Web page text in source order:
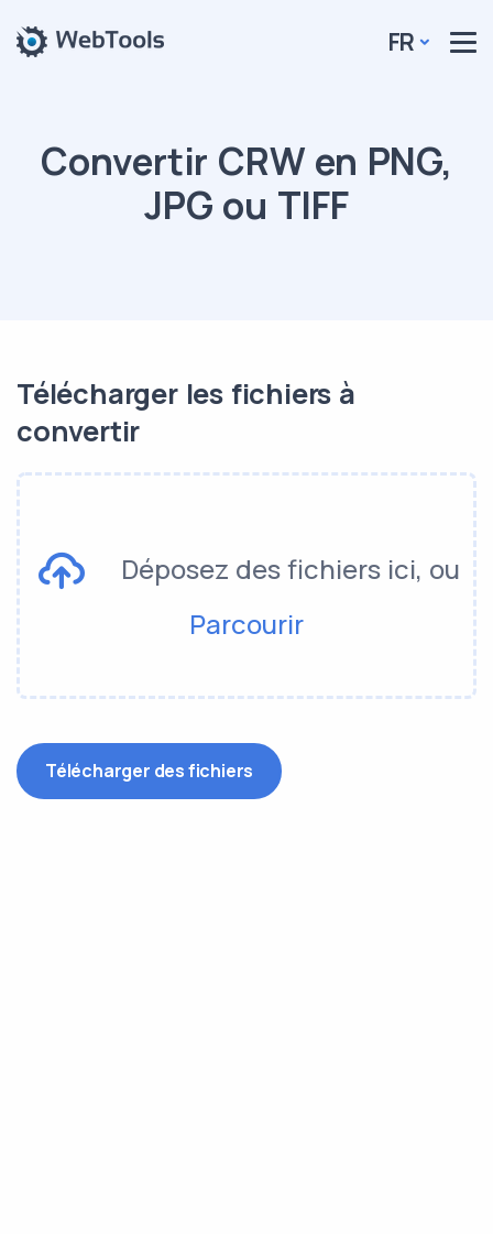
FR
Convertir CRW en PNG,
JPG ou TIFF
Télécharger les fichiers à
convertir
Déposez des fichiers ici, ou
Parcourir